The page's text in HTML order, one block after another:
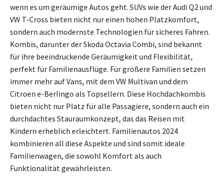
wenn es um geräumige Autos geht. SUVs wie der Audi Q2 und
VW T-Cross bieten nicht nur einen hohen Platzkomfort,
sondern auch modernste Technologien für sicheres Fahren.
Kombis, darunter der Skoda Octavia Combi, sind bekannt
für ihre beeindruckende Geräumigkeit und Flexibilität,
perfekt für Familienausflüge. Für größere Familien setzen
immer mehr auf Vans, mit dem VW Multivan und dem
Citroen e-Berlingo als Topsellern. Diese Hochdachkombis
bieten nicht nur Platz für alle Passagiere, sondern auch ein
durchdachtes Stauraumkonzept, das das Reisen mit
Kindern erheblich erleichtert. Familienautos 2024
kombinieren all diese Aspekte und sind somit ideale
Familienwagen, die sowohl Komfort als auch
Funktionalität gewährleisten.